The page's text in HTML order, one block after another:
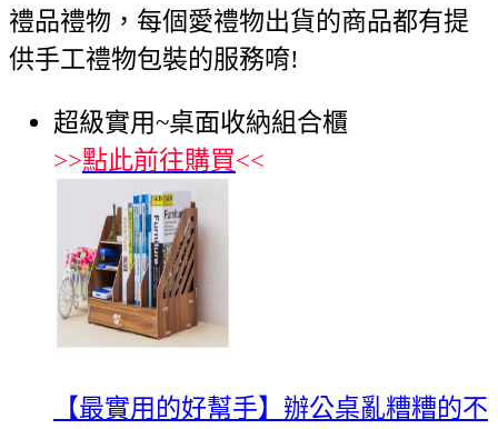
禮品禮物，每個愛禮物出貨的商品都有提
供手工禮物包裝的服務唷!
超級實用~桌面收納組合櫃
>>點此前往購買<<
【最實用的好幫手】辦公桌亂糟糟的不